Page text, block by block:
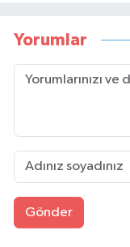
Yorumlar
Gönder